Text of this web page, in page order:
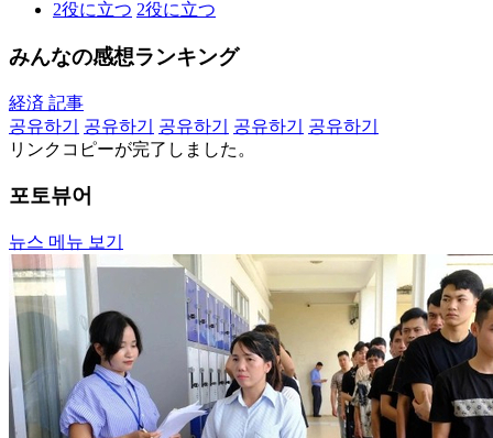
2役に立つ 2役に立つ
みんなの感想ランキング
経済 記事
공유하기
공유하기 공유하기 공유하기
공유하기
リンクコピーが完了しました。
포토뷰어
뉴스 메뉴 보기